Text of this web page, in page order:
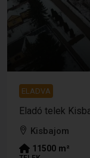
ELADVA
Eladó telek
Kisbajom
11500 m²